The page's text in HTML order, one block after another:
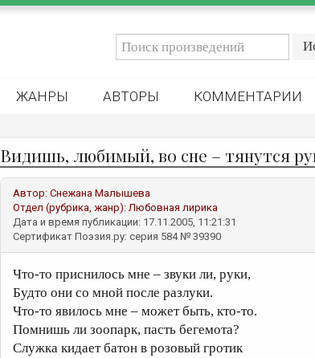
ЖАНРЫ АВТОРЫ КОММЕНТАРИИ
Видишь, любимый, во сне – тянутся
Автор: Снежана Малышева
Отдел (рубрика, жанр):Любовная лирика
Дата и время публикации: 17.11.2005, 11:21:31
Сертификат Поэзия.ру: серия 584 № 39390
Что-то приснилось мне – звуки ли, руки,
Будто они со мной после разлуки.
Что-то явилось мне – может быть, кто-то.
Помнишь ли зоопарк, пасть бегемота?
Служка кидает батон в розовый гротик